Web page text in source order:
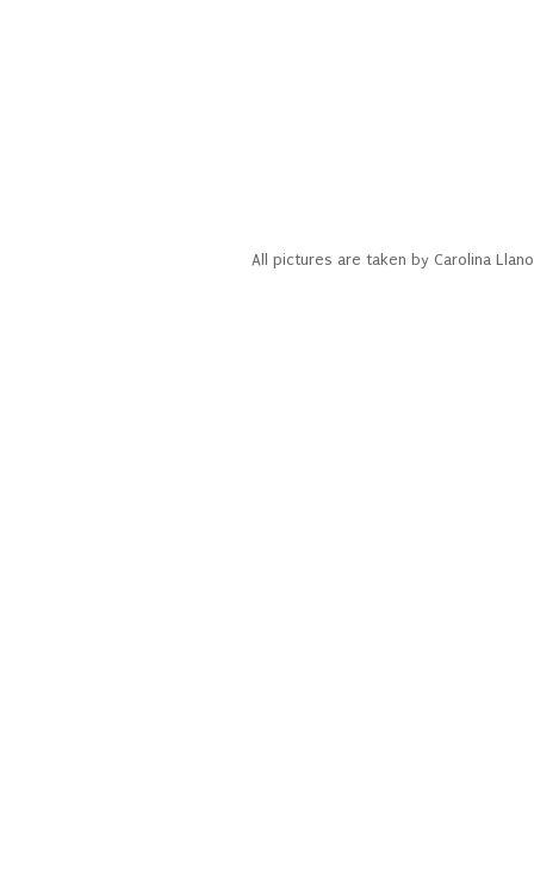
All pictures are taken by Carolina